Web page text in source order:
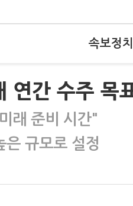
속보정치
연간 수주 목
래 준비 시간"
규모로 설정